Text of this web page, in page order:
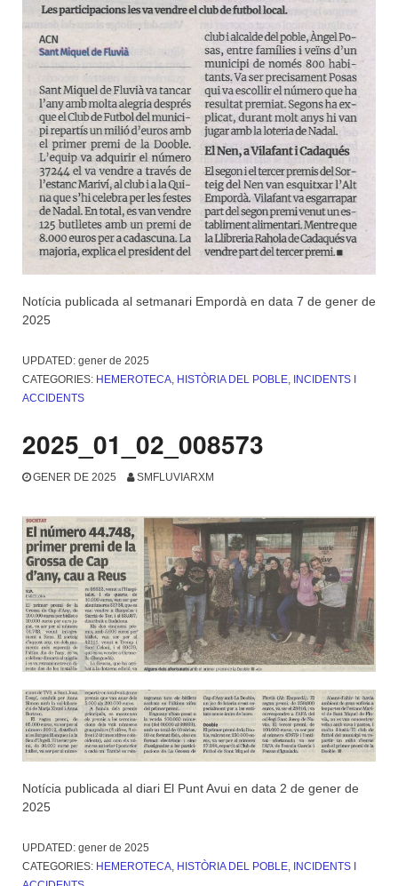
Notícia publicada al setmanari Empordà en data 7 de gener de
2025
UPDATED: gener de 2025
CATEGORIES: HEMEROTECA, HISTÒRIA DEL POBLE, INCIDENTS I
ACCIDENTS
2025_01_02_008573
GENER DE 2025 SMFLUVIARXM
Notícia publicada al diari El Punt Avui en data 2 de gener de
2025
UPDATED: gener de 2025
CATEGORIES: HEMEROTECA, HISTÒRIA DEL POBLE, INCIDENTS I